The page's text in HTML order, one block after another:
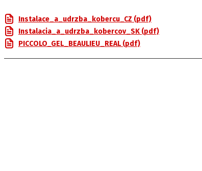
Instalace_a_udrzba_kobercu_CZ (pdf)
Instalacia_a_udrzba_kobercov_SK (pdf)
PICCOLO_GEL_BEAULIEU_REAL (pdf)